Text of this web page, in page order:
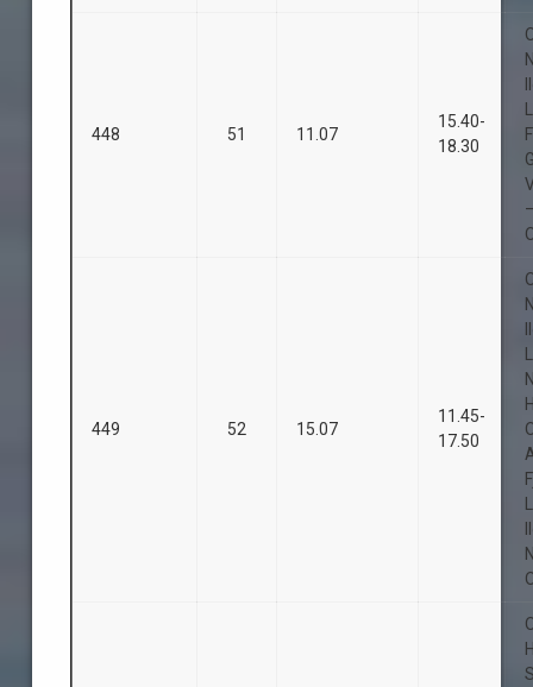
448 51 11.07
15.40-
18.30
449 52 15.07
11.45-
17.50